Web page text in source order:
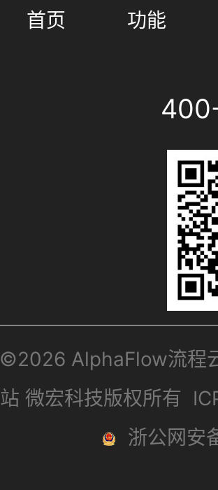
首页 功能
©2026 AlphaFlow流程
站 微宏科技版权所有
浙公网安